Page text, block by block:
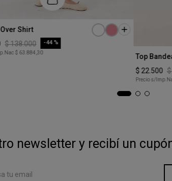
Shirt
$138.000 -44 %
$ 63.884,30
XS
Top
$ 22. 500 $
Precio s/
newsletter y recibí un